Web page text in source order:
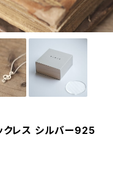
レス シルバー925